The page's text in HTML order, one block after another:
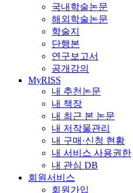
국내학술논문
해외학술논문
학술지
단행본
연구보고서
공개강의
MyRISS
내 추천논문
내 책장
내 최근 본 논문
내 저작물관리
내 구매·신청 현황
내 서비스 사용권한
내 관심 DB
회원서비스
회원가입